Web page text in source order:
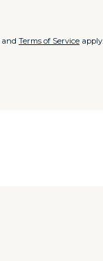
and Terms of Service apply.